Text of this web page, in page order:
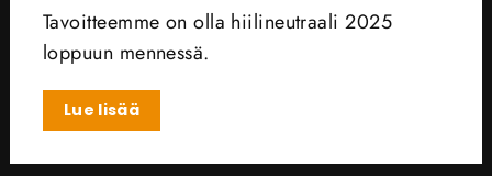
Tavoitteemme on olla hiilineutraali 2025
loppuun mennessä.
Lue lisää